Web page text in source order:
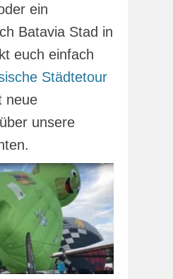
ein
Batavia Stad in
euch einfach
Städtetour
neue
unsere